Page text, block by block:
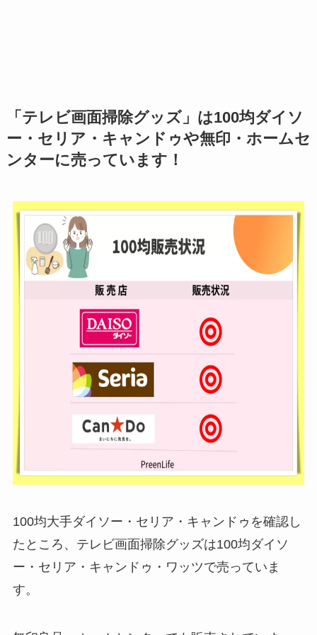
「 テレビ画面掃除グッズ」は100均ダイソ
ー・セリア・キャンドゥや無印・ホームセ
ンターに売っています！
100均大手ダイソー・セリア・キャンドゥを確認し
たところ、テレビ画面掃除グッズは100均ダイソ
ー・セリア・キャンドゥ・ワッツで売っていま
す。